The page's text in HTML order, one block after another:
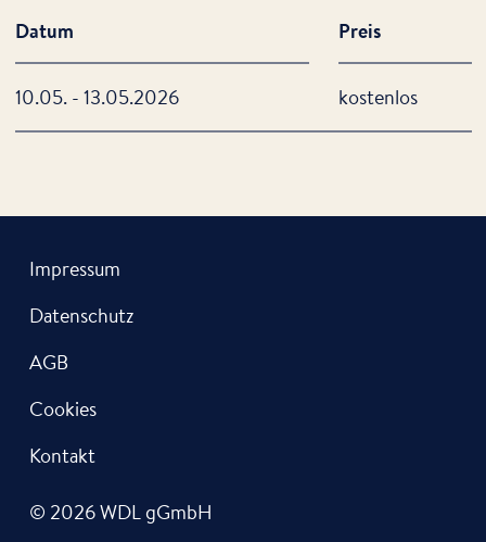
Datum
Preis
10.05. - 13.05.2026 kostenlos
Impressum
Datenschutz
AGB
Cookies
Kontakt
© 2026 WDL gGmbH